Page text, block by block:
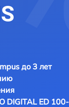
до 3 лет
DIGITAL ED